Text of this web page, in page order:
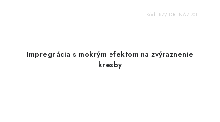
Kód: BZV-DRENAZ-70L
Impregnácia s mokrým efektom na zvýraznenie
kresby